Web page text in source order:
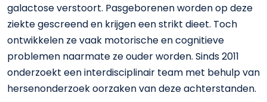
galactose verstoort. Pasgeborenen worden op deze
ziekte gescreend en krijgen een strikt dieet. Toch
ontwikkelen ze vaak motorische en cognitieve
problemen naarmate ze ouder worden. Sinds 2011
onderzoekt een interdisciplinair team met behulp van
hersenonderzoek oorzaken van deze achterstanden.